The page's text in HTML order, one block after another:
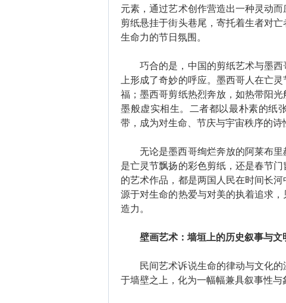
元素，通过艺术创作营造出一种灵动
剪纸悬挂于街头巷尾，寄托着生者对
生命力的节日氛围。
巧合的是，中国的剪纸艺术与墨西
上形成了奇妙的呼应。墨西哥人在亡
福；墨西哥剪纸热烈奔放，如热带阳
墨般虚实相生。二者都以最朴素的纸
带，成为对生命、节庆与宇宙秩序的诗
无论是墨西哥绚烂奔放的阿莱布里
是亡灵节飘扬的彩色剪纸，还是春节
的艺术作品，都是两国人民在时间长
源于对生命的热爱与对美的执着追求
造力。
壁画艺术：墙垣上的历史叙事与文
民间艺术诉说生命的律动与文化的
于墙壁之上，化为一幅幅兼具叙事性与